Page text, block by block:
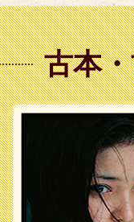
古本